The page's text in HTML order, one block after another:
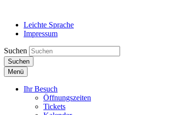
Leichte Sprache
Impressum
Suchen
Suchen
Menü
Ihr Besuch
Öffnungszeiten
Tickets